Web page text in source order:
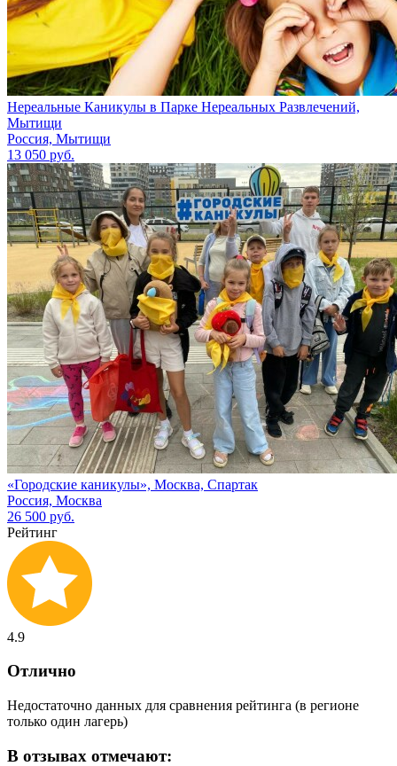
Нереальные Каникулы в Парке Нереальных Развлечений,
Мытищи
Россия, Мытищи
13 050 руб.
«Городские каникулы», Москва, Спартак
Россия, Москва
26 500 руб.
Рейтинг
4.9
Отлично
Недостаточно данных для сравнения рейтинга (в регионе
только один лагерь)
В отзывах отмечают: